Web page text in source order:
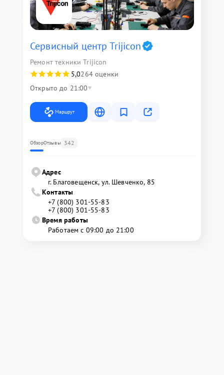
Сервисный центр Trijicon
Ремонт техники Trijicon
5,0264 оценки
Открыто до 21:00
Маршрут
ОбзорОтзывы 342
Адрес
г. Благовещенск, ул. Шевченко, 85
Контакты
+7 (800) 301-55-83
+7 (800) 301-55-83
Время работы
Работаем с 09:00 до 21:00